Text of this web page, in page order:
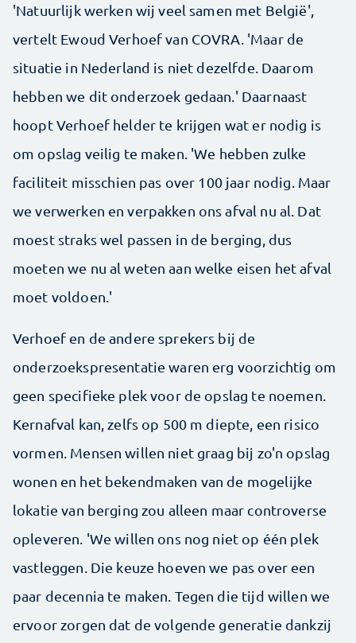
'Natuurlijk werken wij veel samen met België',
vertelt Ewoud Verhoef van COVRA. 'Maar de
situatie in Nederland is niet dezelfde. Daarom
hebben we dit onderzoek gedaan.' Daarnaast
hoopt Verhoef helder te krijgen wat er nodig is
om opslag veilig te maken. 'We hebben zulke
faciliteit misschien pas over 100 jaar nodig. Maar
we verwerken en verpakken ons afval nu al. Dat
moest straks wel passen in de berging, dus
moeten we nu al weten aan welke eisen het afval
moet voldoen.'
Verhoef en de andere sprekers bij de
onderzoekspresentatie waren erg voorzichtig om
geen specifieke plek voor de opslag te noemen.
Kernafval kan, zelfs op 500 m diepte, een risico
vormen. Mensen willen niet graag bij zo'n opslag
wonen en het bekendmaken van de mogelijke
lokatie van berging zou alleen maar controverse
opleveren. 'We willen ons nog niet op één plek
vastleggen. Die keuze hoeven we pas over een
paar decennia te maken. Tegen die tijd willen we
ervoor zorgen dat de volgende generatie dankzij